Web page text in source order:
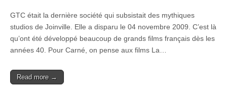
GTC était la dernière société qui subsistait des mythiques
studios de Joinville. Elle a disparu le 04 novembre 2009. C’est là
qu’ont été développé beaucoup de grands films français dès les
années 40. Pour Carné, on pense aux films La…
Read more →